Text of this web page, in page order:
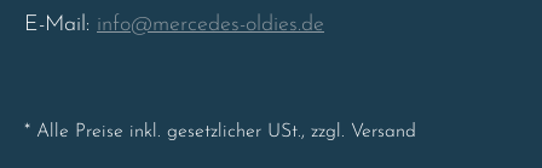
E-Mail: info@mercedes-oldies.de
* Alle Preise inkl. gesetzlicher USt., zzgl. Versand